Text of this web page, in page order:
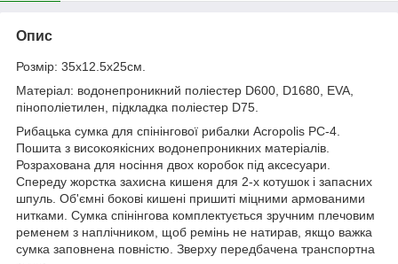
Опис
Розмір: 35x12.5x25см.
Матеріал: водонепроникний поліестер D600, D1680, EVA,
пінополіетилен, підкладка поліестер D75.
Рибацька сумка для спінінгової рибалки Acropolis РС-4.
Пошита з високоякісних водонепроникних матеріалів.
Розрахована для носіння двох коробок під аксесуари.
Спереду жорстка захисна кишеня для 2-х котушок і запасних
шпуль. Об'ємні бокові кишені пришиті міцними армованими
нитками. Сумка спінінгова комплектується зручним плечовим
ременем з наплічником, щоб ремінь не натирав, якщо важка
сумка заповнена повністю. Зверху передбачена транспортна